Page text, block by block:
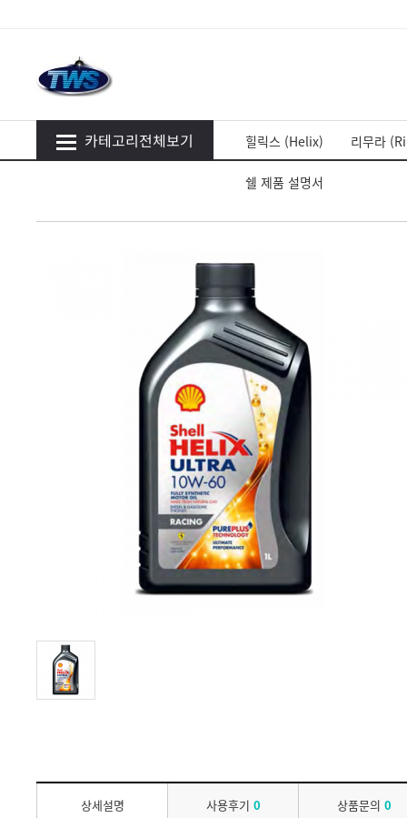
카테고리전체보기 힐릭스 (Helix) 리무라
쉘 제품 설명서
상세설명 사용후기 0 상품문의 0